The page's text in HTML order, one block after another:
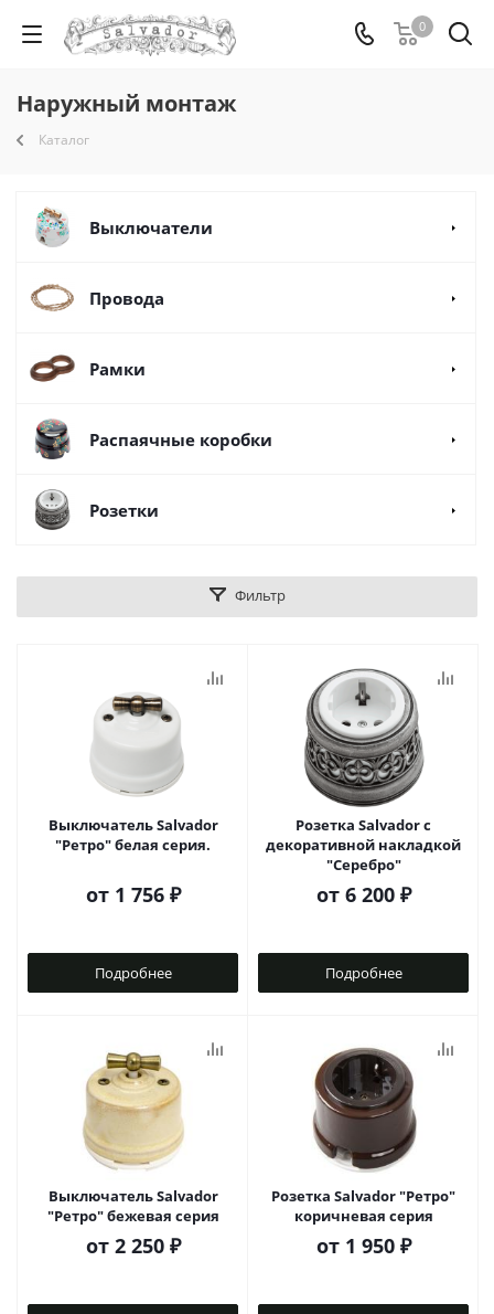
0
Наружный монтаж
Каталог
Выключатели
Провода
Рамки
Распаячные коробки
Розетки
Фильтр
Выключатель Salvador
"Ретро" белая серия.
от 1 756 ₽
Подробнее
Розетка Salvador с
декоративной накладкой
"Серебро"
от 6 200 ₽
Подробнее
Выключатель Salvador
"Ретро" бежевая серия
от 2 250 ₽
Розетка Salvador "Ретро"
коричневая серия
от 1 950 ₽